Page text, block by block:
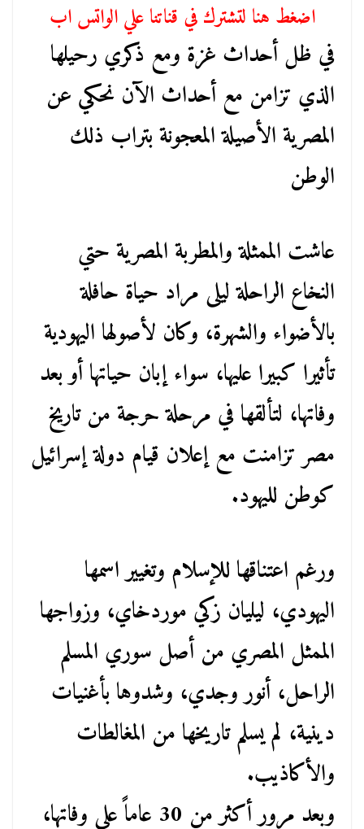
اضغط هنا لتشترك في قناتنا علي الواتس اب
في ظل أحداث غزة ومع ذكري رحيلها
الذي تزامن مع أحداث الآن نحكي عن
المصرية الأصيلة المعجونة بتراب ذلك
الوطن
عاشت الممثلة والمطربة المصرية حتي
النخاع الراحلة ليلى مراد حياة حافلة
بالأضواء والشهرة، وكان لأصولها اليهودية
تأثيرا كبيرا عليها، سواء إبان حياتها أو بعد
وفاتها، لتألقها في مرحلة حرجة من تاريخ
مصر تزامنت مع إعلان قيام دولة إسرائيل
كوطن لليهود.
ورغم اعتناقها للإسلام وتغيير اسمها
اليهودي، ليليان زكي موردخاي، وزواجها
الممثل المصري من أصل سوري المسلم
الراحل، أنور وجدي، وشدوها بأغنيات
دينية، لم يسلم تاريخها من المغالطات
والأكاذيب.
وبعد مرور أكثر من 30 عاماً على وفاتها،